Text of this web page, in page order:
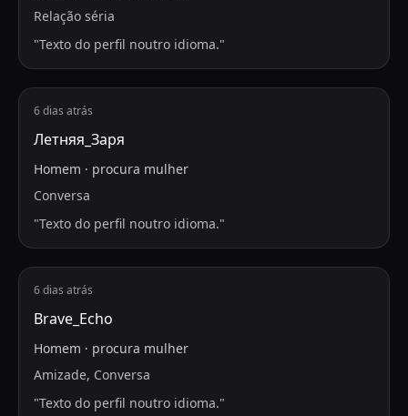
Relação séria
"Texto do perfil noutro idioma."
6 dias atrás
Летняя_Заря
Homem · procura mulher
Conversa
"Texto do perfil noutro idioma."
6 dias atrás
Brave_Echo
Homem · procura mulher
Amizade, Conversa
"Texto do perfil noutro idioma."